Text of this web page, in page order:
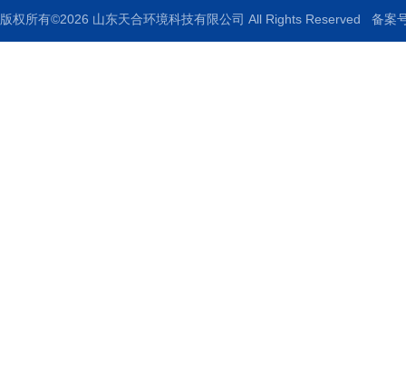
版权所有©2026 山东天合环境科技有限公司 All Rights Reserved 备案